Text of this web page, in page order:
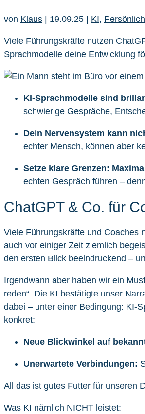
von Klaus | 19.09.25 | KI,
Viele Führungskräfte nutzen
Sprachmodelle deine Entwicklung
KI-Sprachmodelle sind
schwierige Gespräche,
Dein Nervensystem kann
echter Mensch, können aber
Setze klare Grenzen:
echten Gespräch führen –
ChatGPT & Co. für
Viele Führungskräfte und Coaches
auch vor einiger Zeit ziemlich
den ersten Blick beeindruckend –
Irgendwann aber haben wir ein
reden“. Die KI bestätigte unser
dabei – unter einer Bedingung: KI-
konkret:
Neue Blickwinkel auf
Unerwartete Verbindungen:
All das ist gutes Futter für unseren
Was KI nämlich NICHT leistet: